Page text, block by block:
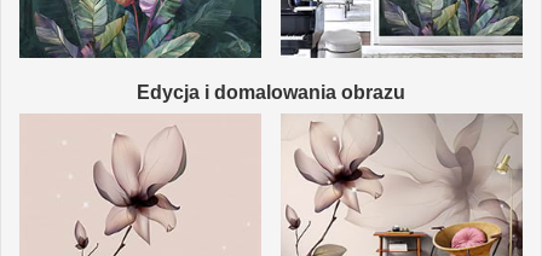
Edycja i domalowania obrazu